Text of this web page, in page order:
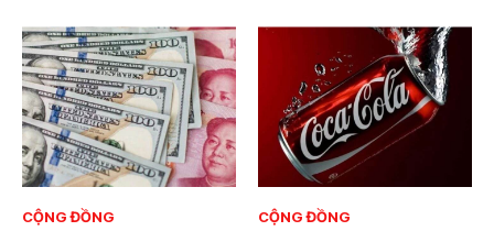
CỘNG ĐỒNG CỘNG ĐỒNG